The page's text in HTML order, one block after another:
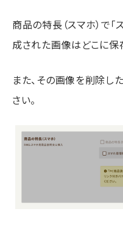
商品の特長（スマホ）で
成された画像はどこに保
また、その画像を削除し
さい。